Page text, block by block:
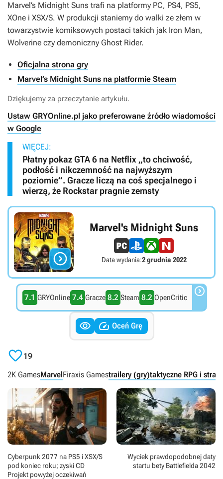
Marvel’s Midnight Suns trafi na platformy PC, PS4, PS5,
XOne i XSX/S. W produkcji staniemy do walki ze złem w
towarzystwie komiksowych postaci takich jak Iron Man,
Wolverine czy demoniczny Ghost Rider.
Oficjalna strona gry
Marvel’s Midnight Suns na platformie Steam
Dziękujemy za przeczytanie artykułu.
Ustaw GRYOnline.pl jako preferowane źródło wiadomości
w Google
WIĘCEJ:
Płatny pokaz GTA 6 na Netflix „to chciwość,
podłość i nikczemność na najwyższym
poziomie”. Gracze liczą na coś specjalnego i
wierzą, że Rockstar pragnie zemsty

Marvel's Midnight Suns
Data wydania:2 grudnia 2022
7.1 GRYOnline 7.4 Gracze 8.2 Steam 8.2 OpenCritic 
  Oceń Grę
19
2K GamesMarvelFiraxis Gamestrailery (gry)taktyczne RPG i
Cyberpunk 2077 na PS5 i XSX/S
pod koniec roku; zyski CD
Projekt powyżej oczekiwań
Wyciek prawdopodobnej daty
startu bety Battlefielda 2042